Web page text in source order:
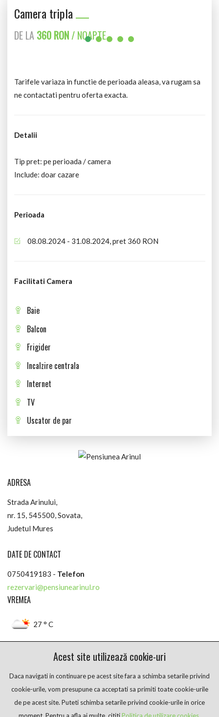
Acest site utilizează cookie-uri
Daca navigati in continuare pe acest site fara a schimba setarile privind
cookie-urile, vom presupune ca acceptati sa primiti toate cookie-urile
de pe acest site. Puteti schimba setarile privind cookie-urile in orice
Camera tripla
DE LA 360 RON/ NOAPTE
Tarifele variaza in functie de perioada aleasa, va rugam sa
ne contactati pentru oferta exacta.
Detalii
Tip pret: pe perioada / camera
Include: doar cazare
Perioada
08.08.2024 - 31.08.2024, pret 360 RON
Facilitati Camera
Baie
Balcon
Frigider
Incalzire centrala
Internet
TV
Uscator de par
ADRESA
Strada Arinului,
nr. 15, 545500, Sovata,
Judetul Mures
DATE DE CONTACT
0750419183 - Telefon
rezervari@pensiunearinul.ro
VREMEA
27 ° C
Sovata, Mures